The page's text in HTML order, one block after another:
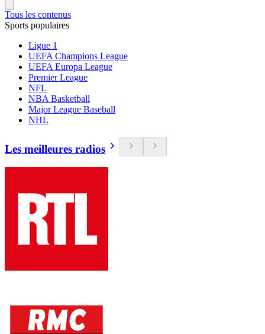
Tous les contenus
Sports populaires
Ligue 1
UEFA Champions League
UEFA Europa League
Premier League
NFL
NBA Basketball
Major League Baseball
NHL
Les meilleures radios